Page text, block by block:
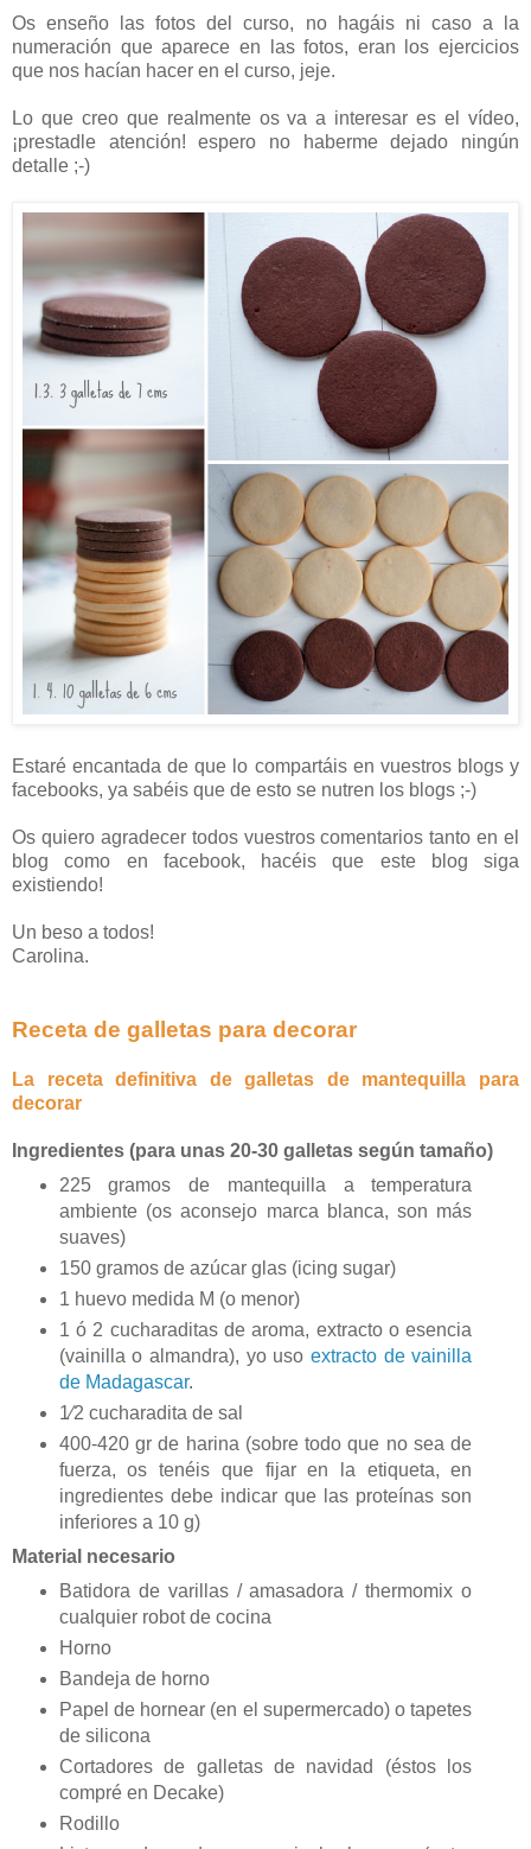
Os enseño las fotos del curso, no hagáis ni caso a la
numeración que aparece en las fotos, eran los ejercicios
que nos hacían hacer en el curso, jeje.
Lo que creo que realmente os va a interesar es el vídeo,
¡prestadle atención! espero no haberme dejado ningún
detalle ;-)
Estaré encantada de que lo compartáis en vuestros blogs y
facebooks, ya sabéis que de esto se nutren los blogs ;-)
Os quiero agradecer todos vuestros comentarios tanto en el
blog como en facebook, hacéis que este blog siga
existiendo!
Un beso a todos!
Carolina.
Receta de galletas para decorar
La receta definitiva de galletas de mantequilla para
decorar
Ingredientes (para unas 20-30 galletas según tamaño)
225 gramos de mantequilla a temperatura
ambiente (os aconsejo marca blanca, son más
suaves)
150 gramos de azúcar glas (icing sugar)
1 huevo medida M (o menor)
1 ó 2 cucharaditas de aroma, extracto o esencia
(vainilla o almandra), yo usoextracto de vainilla
de Madagascar.
1⁄2 cucharadita de sal
400-420 gr de harina (sobre todo que no sea de
fuerza, os tenéis que fijar en la etiqueta, en
ingredientes debe indicar que las proteínas son
inferiores a 10 g)
Material necesario
Batidora de varillas / amasadora / thermomix o
cualquier robot de cocina
Horno
Bandeja de horno
Papel de hornear (en el supermercado) o tapetes
de silicona
Cortadores de galletas de navidad (éstos los
compré en Decake)
Rodillo